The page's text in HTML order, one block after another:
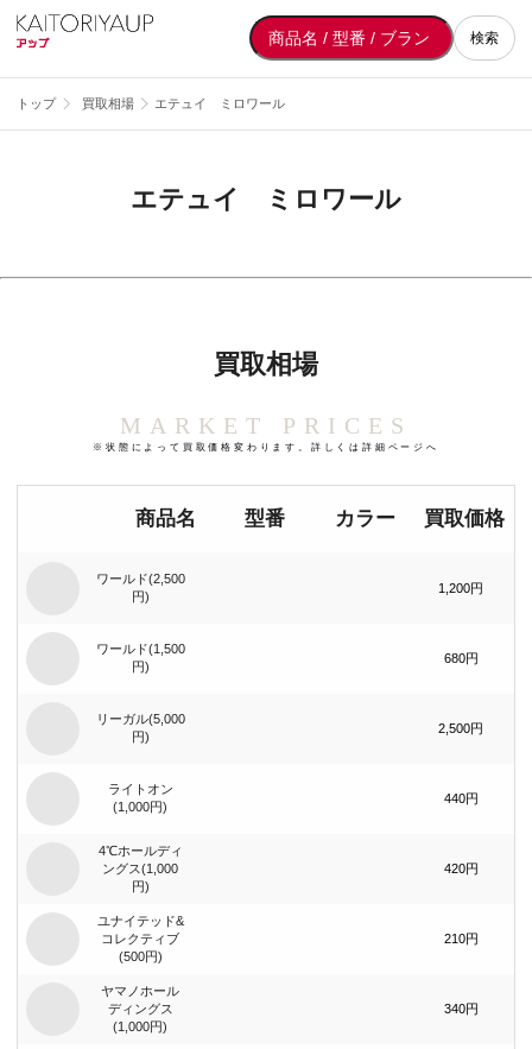
検索
トップ 買取相場 エテュイ ミロワール
エテュイ ミロワール
買取相場
MARKET PRICES
※状態によって買取価格変わります。詳しくは詳細ページへ
商品名 型番 カラー 買取価格
ワールド(2,500
円)
1,200円
ワールド(1,500
円)
680円
リーガル(5,000
円)
2,500円
ライトオン
(1,000円)
440円
4℃ホールディ
ングス(1,000
円)
420円
ユナイテッド&
コレクティブ
(500円)
210円
ヤマノホール
ディングス
(1,000円)
340円